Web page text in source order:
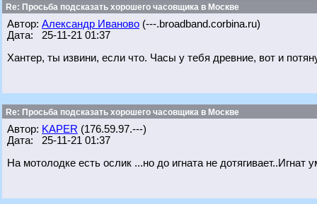
Re: Просьба подсказать хорошего часовщика в Москве
Автор: Александр Иваново (---.broadband.corbina.ru)
Дата: 25-11-21 01:37
Хантер, ты извини, если что. Часы у тебя древние, вот и
Re: Просьба подсказать хорошего часовщика в Москве
Автор: KAPER (176.59.97.---)
Дата: 25-11-21 01:37
На мотолодке есть ослик ...но до игната не дотягивает..Игнат